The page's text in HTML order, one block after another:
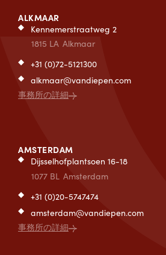
ALKMAAR
Kennemerstraatweg 2
1815 LA Alkmaar
+31 (0)72-5121300
alkmaar@vandiepen.com
事務所の詳細
AMSTERDAM
Dijsselhofplantsoen 16-18
1077 BL Amsterdam
+31 (0)20-5747474
amsterdam@vandiepen.com
事務所の詳細